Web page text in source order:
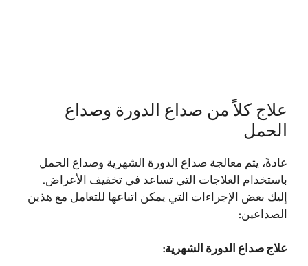
علاج كلاً من صداع الدورة وصداع
الحمل
عادةً، يتم معالجة صداع الدورة الشهرية وصداع الحمل
باستخدام العلاجات التي تساعد في تخفيف الأعراض.
إليك بعض الإجراءات التي يمكن اتباعها للتعامل مع هذين
الصداعين:
علاج صداع الدورة الشهرية: